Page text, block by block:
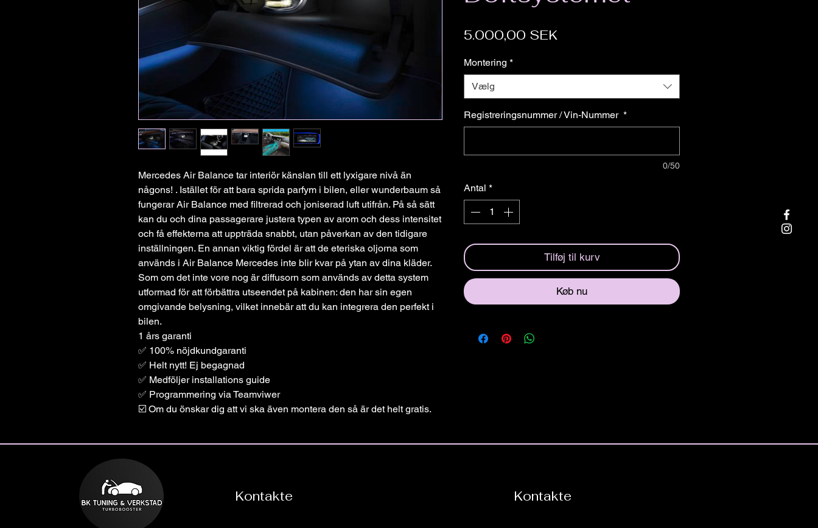
Mercedes Air Balance tar interiör känslan till ett lyxigare nivå än
någons! . Istället för att bara sprida parfym i bilen, eller wunderbaum så
fungerar Air Balance med filtrerad och joniserad luft utifrån. På så sätt
kan du och dina passagerare justera typen av arom och dess intensitet
och få effekterna att uppträda snabbt, utan påverkan av den tidigare
inställningen. En annan viktig fördel är att de eteriska oljorna som
används i Air Balance Mercedes inte blir kvar på ytan av dina kläder.
Som om det inte vore nog är diffusorn som används av detta system
utformad för att förbättra utseendet på kabinen: den har sin egen
omgivande belysning, vilket innebär att du kan integrera den perfekt i
bilen.
1 års garanti
✅ 100% nöjdkundgaranti
✅ Helt nytt! Ej begagnad
✅ Medföljer installations guide
✅ Programmering via Teamviwer
☑️ Om du önskar dig att vi ska även montera den så är det helt gratis.
5.000,00 SEK
Montering *
Vælg
Registreringsnummer / Vin-Nummer *
0/50
Antal *
Tilføj til kurv
Køb nu
Kontakte Kontakte